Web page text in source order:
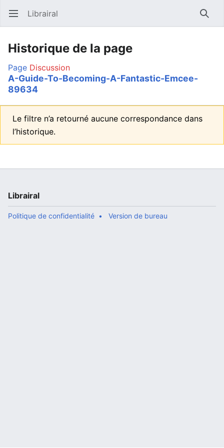
Ouvrir le menu principal Librairal
Historique de la page
Page Discussion
A-Guide-To-Becoming-A-Fantastic-Emcee-
89634
Le filtre n’a retourné aucune correspondance dans
l’historique.
Librairal
Politique de confidentialité Version de bureau